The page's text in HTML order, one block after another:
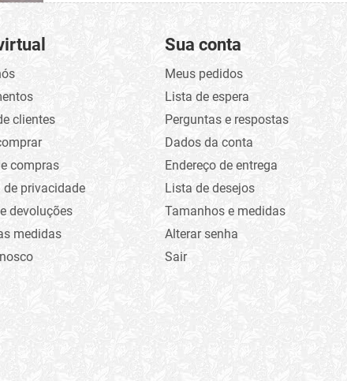
clientes
compras
de privacidade
devoluções
medidas
Sua conta
Meus pedidos
Lista de espera
Perguntas e respostas
Dados da conta
Endereço de entrega
Lista de desejos
Tamanhos e medidas
Alterar senha
Sair